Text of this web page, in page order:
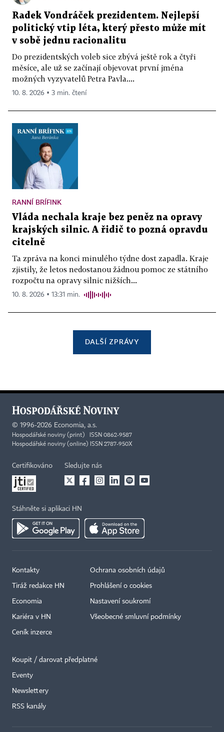
Radek Vondráček prezidentem. Nejlepší
politický vtip léta, který přesto může mít
v sobě jednu racionalitu
Do prezidentských voleb sice zbývá ještě rok a čtyři
měsíce, ale už se začínají objevovat první jména
možných vyzyvatelů Petra Pavla....
10. 8. 2026 ▪ 3 min. čtení
RANNÍ BRÍFINK
Vláda nechala kraje bez peněz na opravy
krajských silnic. A řidič to pozná opravdu
citelně
Ta zpráva na konci minulého týdne dost zapadla. Kraje
zjistily, že letos nedostanou žádnou pomoc ze státního
rozpočtu na opravy silnic nižších...
10. 8. 2026 ▪ 13:31 min.
DALŠÍ ZPRÁVY
© 1996-2026 Economia, a.s.
Hospodářské noviny (print) ISSN 0862-9587
Hospodářské noviny (online) ISSN 2787-950X
Certifikováno Sledujte nás
Stáhněte si aplikaci HN
Kontakty
Tiráž redakce HN
Economia
Kariéra v HN
Ceník inzerce
Ochrana osobních údajů
Prohlášení o cookies
Nastavení soukromí
Všeobecné smluvní podmínky
Koupit / darovat předplatné
Eventy
Newslettery
RSS kanály